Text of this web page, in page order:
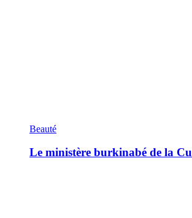
Beauté
Le ministère burkinabé de la